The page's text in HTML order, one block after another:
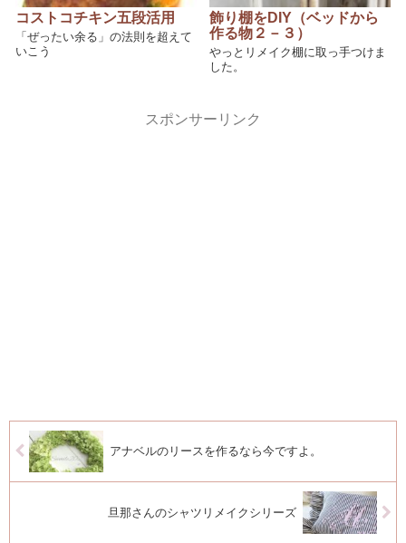
コストコチキン五段活用
「ぜったい余る」の法則を超えて
いこう
飾り棚をDIY（ベッドから
作る物２－３）
やっとリメイク棚に取っ手つけま
した。
スポンサーリンク
アナベルのリースを作るなら今ですよ。
旦那さんのシャツリメイクシリーズ